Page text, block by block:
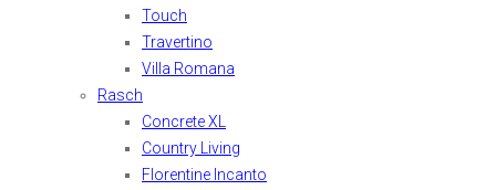
Touch
Travertino
Villa Romana
Rasch
Concrete XL
Country Living
Florentine Incanto